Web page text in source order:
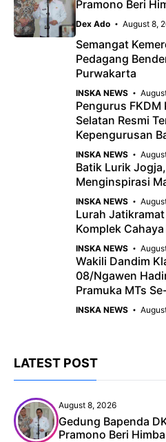
o
k
p
p
Pramono Beri
Dex Ado August 8,
Semangat
Pedagang
Purwakarta
INSKA NEWS
Pengurus FKDM
Selatan Resmi
Kepengurusan
INSKA NEWS
Batik Lurik
Menginspirasi
INSKA NEWS
Lurah
Komplek
INSKA NEWS
Wakili Dandim
08/Ngawen
Pramuka MTs
INSKA NEWS
LATEST POST
August 8, 2026
Gedung Bapenda
Pramono Beri